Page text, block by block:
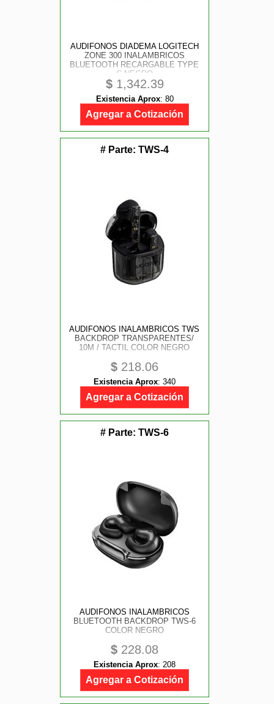
AUDIFONOS DIADEMA LOGITECH
ZONE 300 INALAMBRICOS
BLUETOOTH RECARGABLE TYPE
C NEGRO
$1,342.39
Existencia Aprox: 80
Agregar a Cotización
# Parte: TWS-4
AUDIFONOS INALAMBRICOS TWS
BACKDROP TRANSPARENTES/
10M / TACTIL COLOR NEGRO
$ 218.06
Existencia Aprox: 340
Agregar a Cotización
# Parte: TWS-6
AUDIFONOS INALAMBRICOS
BLUETOOTH BACKDROP TWS-6
COLOR NEGRO
$ 228.08
Existencia Aprox: 208
Agregar a Cotización